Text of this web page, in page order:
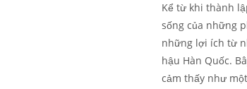
Kể từ khi thành
sống của những
những lợi ích từ
hậu Hàn Quốc.
cảm thấy như